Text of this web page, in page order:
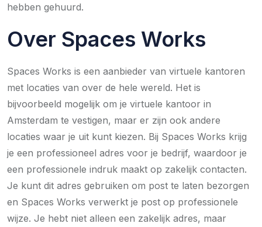
hebben gehuurd.
Over Spaces Works
Spaces Works is een aanbieder van virtuele kantoren
met locaties van over de hele wereld. Het is
bijvoorbeeld mogelijk om je virtuele kantoor in
Amsterdam te vestigen, maar er zijn ook andere
locaties waar je uit kunt kiezen. Bij Spaces Works krijg
je een professioneel adres voor je bedrijf, waardoor je
een professionele indruk maakt op zakelijk contacten.
Je kunt dit adres gebruiken om post te laten bezorgen
en Spaces Works verwerkt je post op professionele
wijze. Je hebt niet alleen een zakelijk adres, maar